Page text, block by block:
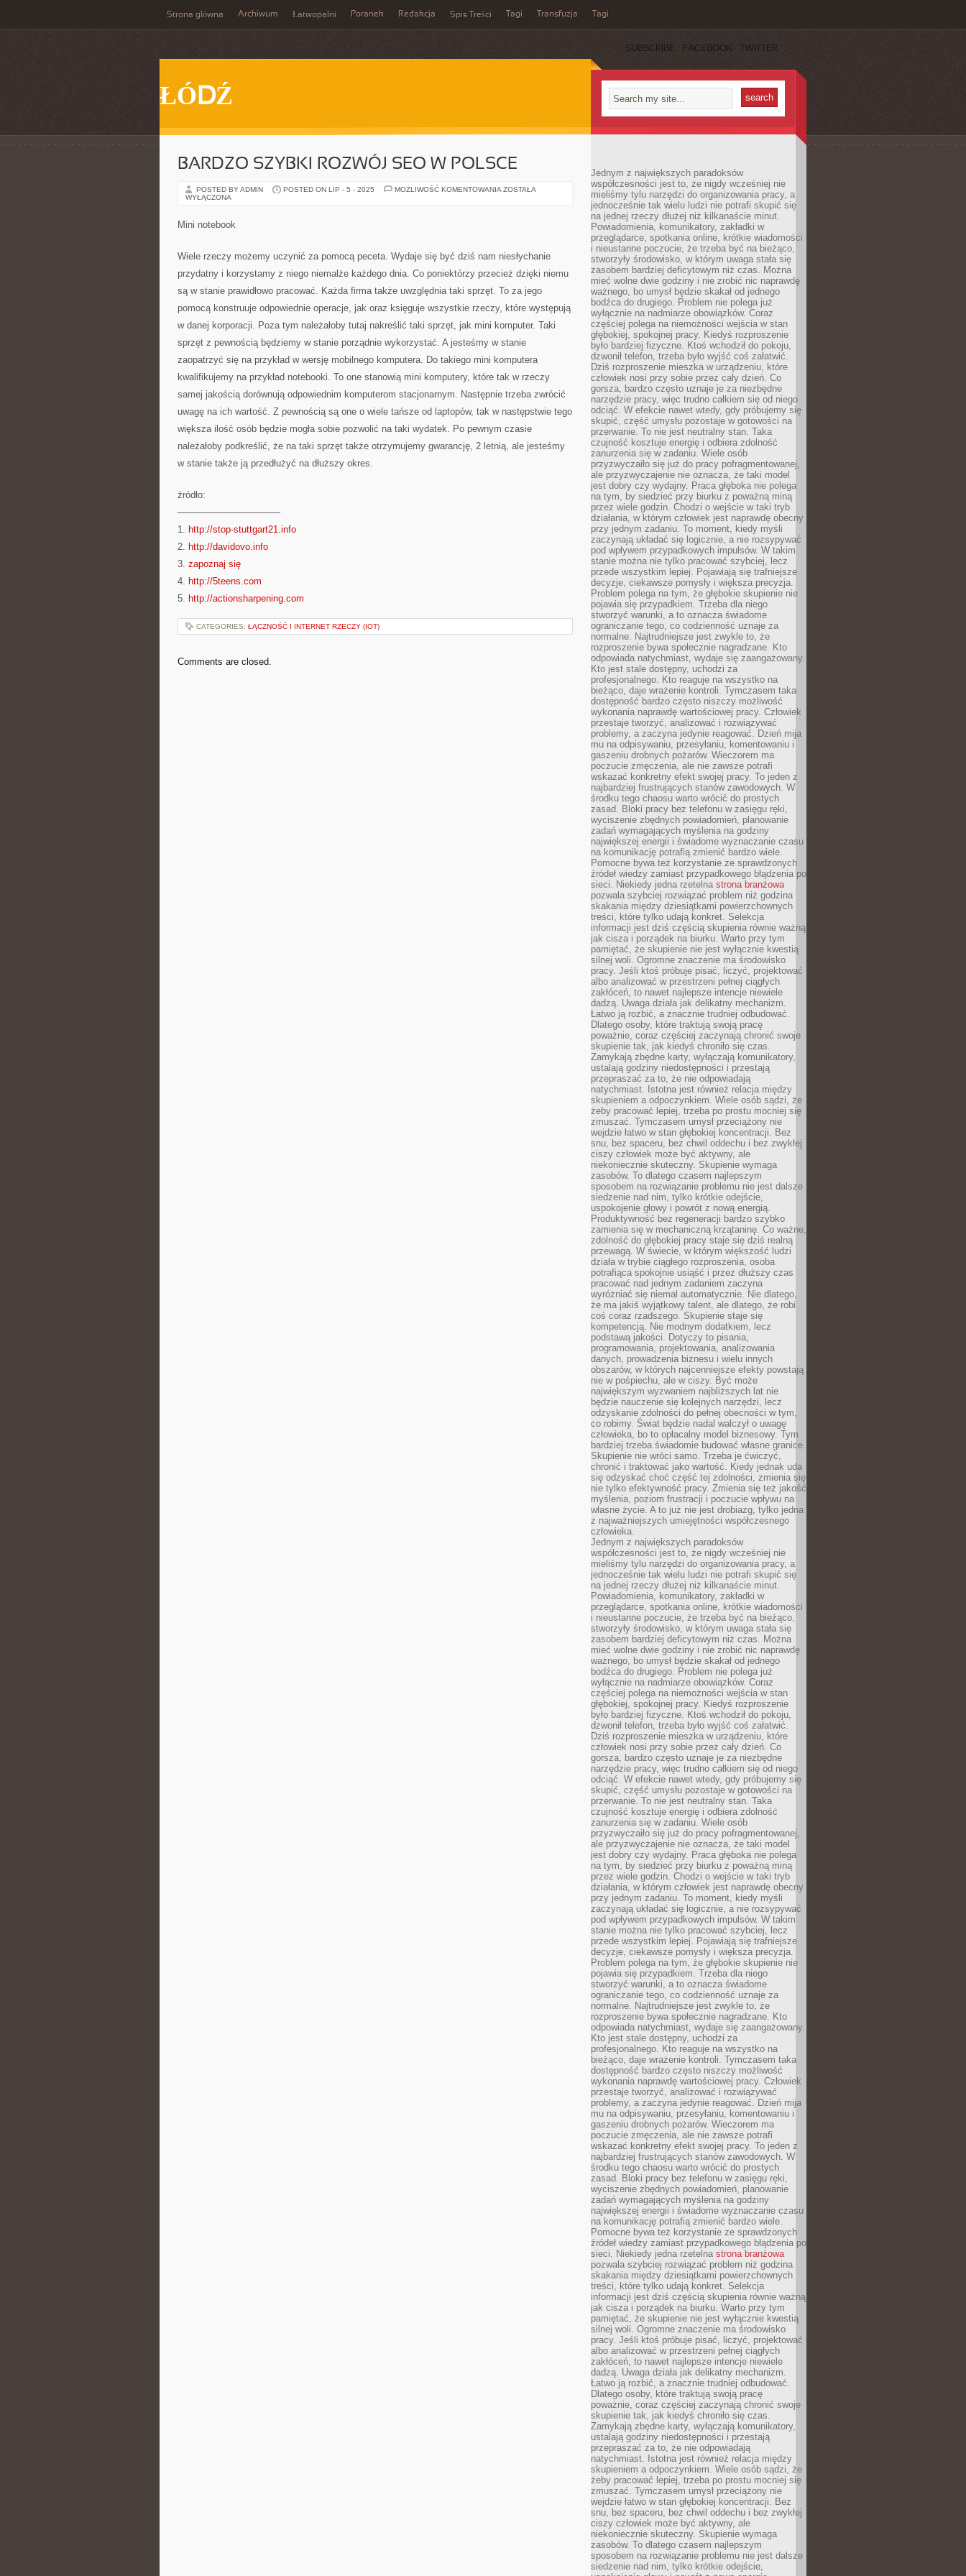
Strona główna Archiwum Łatwopalni Poranek Redakcja Spis Treści Tagi Transfuzja Tagi
SUBSCRIBE FACEBOOK TWITTER
ŁÓDŹ
BARDZO SZYBKI ROZWÓJ SEO W POLSCE
POSTED BY ADMIN POSTED ON LIP - 5 - 2025 MOŻLIWOŚĆ KOMENTOWANIA BARDZO
ZOSTAŁA
WYŁĄCZONA
Mini notebook
Wiele rzeczy możemy uczynić za pomocą peceta. Wydaje się być dziś nam niesłychanie
przydatny i korzystamy z niego niemalże każdego dnia. Co poniektórzy przecież dzięki niemu
są w stanie prawidłowo pracować. Każda firma także uwzględnia taki sprzęt. To za jego
pomocą konstruuje odpowiednie operacje, jak oraz księguje wszystkie rzeczy, które występują
w danej korporacji. Poza tym należałoby tutaj nakreślić taki sprzęt, jak mini komputer. Taki
sprzęt z pewnością będziemy w stanie porządnie wykorzystać. A jesteśmy w stanie
zaopatrzyć się na przykład w wersję mobilnego komputera. Do takiego mini komputera
kwalifikujemy na przykład notebooki. To one stanowią mini komputery, które tak w rzeczy
samej jakością dorównują odpowiednim komputerom stacjonarnym. Następnie trzeba zwrócić
uwagę na ich wartość. Z pewnością są one o wiele tańsze od laptopów, tak w następstwie tego
większa ilość osób będzie mogła sobie pozwolić na taki wydatek. Po pewnym czasie
należałoby podkreślić, że na taki sprzęt także otrzymujemy gwarancję, 2 letnią, ale jesteśmy
w stanie także ją przedłużyć na dłuższy okres.
źródło:
———————————
1. http://stop-stuttgart21.info
2. http://davidovo.info
3. zapoznaj się
4. http://5teens.com
5. http://actionsharpening.com
CATEGORIES: ŁĄCZNOŚĆ I INTERNET RZECZY (IOT)
Comments are closed.
Jednym z największych paradoksów
współczesności jest to, że nigdy wcześniej nie
mieliśmy tylu narzędzi do organizowania pracy, a
jednocześnie tak wielu ludzi nie potrafi skupić się
na jednej rzeczy dłużej niż kilkanaście minut.
Powiadomienia, komunikatory, zakładki w
przeglądarce, spotkania online, krótkie wiadomości
i nieustanne poczucie, że trzeba być na bieżąco,
stworzyły środowisko, w którym uwaga stała się
zasobem bardziej deficytowym niż czas. Można
mieć wolne dwie godziny i nie zrobić nic naprawdę
ważnego, bo umysł będzie skakał od jednego
bodźca do drugiego. Problem nie polega już
wyłącznie na nadmiarze obowiązków. Coraz
częściej polega na niemożności wejścia w stan
głębokiej, spokojnej pracy. Kiedyś rozproszenie
było bardziej fizyczne. Ktoś wchodził do pokoju,
dzwonił telefon, trzeba było wyjść coś załatwić.
Dziś rozproszenie mieszka w urządzeniu, które
człowiek nosi przy sobie przez cały dzień. Co
gorsza, bardzo często uznaje je za niezbędne
narzędzie pracy, więc trudno całkiem się od niego
odciąć. W efekcie nawet wtedy, gdy próbujemy się
skupić, część umysłu pozostaje w gotowości na
przerwanie. To nie jest neutralny stan. Taka
czujność kosztuje energię i odbiera zdolność
zanurzenia się w zadaniu. Wiele osób
przyzwyczaiło się już do pracy pofragmentowanej,
ale przyzwyczajenie nie oznacza, że taki model
jest dobry czy wydajny. Praca głęboka nie polega
na tym, by siedzieć przy biurku z poważną miną
przez wiele godzin. Chodzi o wejście w taki tryb
działania, w którym człowiek jest naprawdę obecny
przy jednym zadaniu. To moment, kiedy myśli
zaczynają układać się logicznie, a nie rozsypywać
pod wpływem przypadkowych impulsów. W takim
stanie można nie tylko pracować szybciej, lecz
przede wszystkim lepiej. Pojawiają się trafniejsze
decyzje, ciekawsze pomysły i większa precyzja.
Problem polega na tym, że głębokie skupienie nie
pojawia się przypadkiem. Trzeba dla niego
stworzyć warunki, a to oznacza świadome
ograniczanie tego, co codzienność uznaje za
normalne. Najtrudniejsze jest zwykle to, że
rozproszenie bywa społecznie nagradzane. Kto
odpowiada natychmiast, wydaje się zaangażowany.
Kto jest stale dostępny, uchodzi za
profesjonalnego. Kto reaguje na wszystko na
bieżąco, daje wrażenie kontroli. Tymczasem taka
dostępność bardzo często niszczy możliwość
wykonania naprawdę wartościowej pracy. Człowiek
przestaje tworzyć, analizować i rozwiązywać
problemy, a zaczyna jedynie reagować. Dzień mija
mu na odpisywaniu, przesyłaniu, komentowaniu i
gaszeniu drobnych pożarów. Wieczorem ma
poczucie zmęczenia, ale nie zawsze potrafi
wskazać konkretny efekt swojej pracy. To jeden z
najbardziej frustrujących stanów zawodowych. W
środku tego chaosu warto wrócić do prostych
zasad. Bloki pracy bez telefonu w zasięgu ręki,
wyciszenie zbędnych powiadomień, planowanie
zadań wymagających myślenia na godziny
największej energii i świadome wyznaczanie czasu
na komunikację potrafią zmienić bardzo wiele.
Pomocne bywa też korzystanie ze sprawdzonych
źródeł wiedzy zamiast przypadkowego błądzenia po
sieci. Niekiedy jedna rzetelna strona branżowa
pozwala szybciej rozwiązać problem niż godzina
skakania między dziesiątkami powierzchownych
treści, które tylko udają konkret. Selekcja
informacji jest dziś częścią skupienia równie ważną
jak cisza i porządek na biurku. Warto przy tym
pamiętać, że skupienie nie jest wyłącznie kwestią
silnej woli. Ogromne znaczenie ma środowisko
pracy. Jeśli ktoś próbuje pisać, liczyć, projektować
albo analizować w przestrzeni pełnej ciągłych
zakłóceń, to nawet najlepsze intencje niewiele
dadzą. Uwaga działa jak delikatny mechanizm.
Łatwo ją rozbić, a znacznie trudniej odbudować.
Dlatego osoby, które traktują swoją pracę
poważnie, coraz częściej zaczynają chronić swoje
skupienie tak, jak kiedyś chroniło się czas.
Zamykają zbędne karty, wyłączają komunikatory,
ustalają godziny niedostępności i przestają
przepraszać za to, że nie odpowiadają
natychmiast. Istotna jest również relacja między
skupieniem a odpoczynkiem. Wiele osób sądzi, że
żeby pracować lepiej, trzeba po prostu mocniej się
zmuszać. Tymczasem umysł przeciążony nie
wejdzie łatwo w stan głębokiej koncentracji. Bez
snu, bez spaceru, bez chwil oddechu i bez zwykłej
ciszy człowiek może być aktywny, ale
niekoniecznie skuteczny. Skupienie wymaga
zasobów. To dlatego czasem najlepszym
sposobem na rozwiązanie problemu nie jest dalsze
siedzenie nad nim, tylko krótkie odejście,
uspokojenie głowy i powrót z nową energią.
Produktywność bez regeneracji bardzo szybko
zamienia się w mechaniczną krzątaninę. Co ważne,
zdolność do głębokiej pracy staje się dziś realną
przewagą. W świecie, w którym większość ludzi
działa w trybie ciągłego rozproszenia, osoba
potrafiąca spokojnie usiąść i przez dłuższy czas
pracować nad jednym zadaniem zaczyna
wyróżniać się niemal automatycznie. Nie dlatego,
że ma jakiś wyjątkowy talent, ale dlatego, że robi
coś coraz rzadszego. Skupienie staje się
kompetencją. Nie modnym dodatkiem, lecz
podstawą jakości. Dotyczy to pisania,
programowania, projektowania, analizowania
danych, prowadzenia biznesu i wielu innych
obszarów, w których najcenniejsze efekty powstają
nie w pośpiechu, ale w ciszy. Być może
największym wyzwaniem najbliższych lat nie
będzie nauczenie się kolejnych narzędzi, lecz
odzyskanie zdolności do pełnej obecności w tym,
co robimy. Świat będzie nadal walczył o uwagę
człowieka, bo to opłacalny model biznesowy. Tym
bardziej trzeba świadomie budować własne granice.
Skupienie nie wróci samo. Trzeba je ćwiczyć,
chronić i traktować jako wartość. Kiedy jednak uda
się odzyskać choć część tej zdolności, zmienia się
nie tylko efektywność pracy. Zmienia się też jakość
myślenia, poziom frustracji i poczucie wpływu na
własne życie. A to już nie jest drobiazg, tylko jedna
z najważniejszych umiejętności współczesnego
człowieka.
Jednym z największych paradoksów
współczesności jest to, że nigdy wcześniej nie
mieliśmy tylu narzędzi do organizowania pracy, a
jednocześnie tak wielu ludzi nie potrafi skupić się
na jednej rzeczy dłużej niż kilkanaście minut.
Powiadomienia, komunikatory, zakładki w
przeglądarce, spotkania online, krótkie wiadomości
i nieustanne poczucie, że trzeba być na bieżąco,
stworzyły środowisko, w którym uwaga stała się
zasobem bardziej deficytowym niż czas. Można
mieć wolne dwie godziny i nie zrobić nic naprawdę
ważnego, bo umysł będzie skakał od jednego
bodźca do drugiego. Problem nie polega już
wyłącznie na nadmiarze obowiązków. Coraz
częściej polega na niemożności wejścia w stan
głębokiej, spokojnej pracy. Kiedyś rozproszenie
było bardziej fizyczne. Ktoś wchodził do pokoju,
dzwonił telefon, trzeba było wyjść coś załatwić.
Dziś rozproszenie mieszka w urządzeniu, które
człowiek nosi przy sobie przez cały dzień. Co
gorsza, bardzo często uznaje je za niezbędne
narzędzie pracy, więc trudno całkiem się od niego
odciąć. W efekcie nawet wtedy, gdy próbujemy się
skupić, część umysłu pozostaje w gotowości na
przerwanie. To nie jest neutralny stan. Taka
czujność kosztuje energię i odbiera zdolność
zanurzenia się w zadaniu. Wiele osób
przyzwyczaiło się już do pracy pofragmentowanej,
ale przyzwyczajenie nie oznacza, że taki model
jest dobry czy wydajny. Praca głęboka nie polega
na tym, by siedzieć przy biurku z poważną miną
przez wiele godzin. Chodzi o wejście w taki tryb
działania, w którym człowiek jest naprawdę obecny
przy jednym zadaniu. To moment, kiedy myśli
zaczynają układać się logicznie, a nie rozsypywać
pod wpływem przypadkowych impulsów. W takim
stanie można nie tylko pracować szybciej, lecz
przede wszystkim lepiej. Pojawiają się trafniejsze
decyzje, ciekawsze pomysły i większa precyzja.
Problem polega na tym, że głębokie skupienie nie
pojawia się przypadkiem. Trzeba dla niego
stworzyć warunki, a to oznacza świadome
ograniczanie tego, co codzienność uznaje za
normalne. Najtrudniejsze jest zwykle to, że
rozproszenie bywa społecznie nagradzane. Kto
odpowiada natychmiast, wydaje się zaangażowany.
Kto jest stale dostępny, uchodzi za
profesjonalnego. Kto reaguje na wszystko na
bieżąco, daje wrażenie kontroli. Tymczasem taka
dostępność bardzo często niszczy możliwość
wykonania naprawdę wartościowej pracy. Człowiek
przestaje tworzyć, analizować i rozwiązywać
problemy, a zaczyna jedynie reagować. Dzień mija
mu na odpisywaniu, przesyłaniu, komentowaniu i
gaszeniu drobnych pożarów. Wieczorem ma
poczucie zmęczenia, ale nie zawsze potrafi
wskazać konkretny efekt swojej pracy. To jeden z
najbardziej frustrujących stanów zawodowych. W
środku tego chaosu warto wrócić do prostych
zasad. Bloki pracy bez telefonu w zasięgu ręki,
wyciszenie zbędnych powiadomień, planowanie
zadań wymagających myślenia na godziny
największej energii i świadome wyznaczanie czasu
na komunikację potrafią zmienić bardzo wiele.
Pomocne bywa też korzystanie ze sprawdzonych
źródeł wiedzy zamiast przypadkowego błądzenia po
sieci. Niekiedy jedna rzetelna strona branżowa
pozwala szybciej rozwiązać problem niż godzina
skakania między dziesiątkami powierzchownych
treści, które tylko udają konkret. Selekcja
informacji jest dziś częścią skupienia równie ważną
jak cisza i porządek na biurku. Warto przy tym
pamiętać, że skupienie nie jest wyłącznie kwestią
silnej woli. Ogromne znaczenie ma środowisko
pracy. Jeśli ktoś próbuje pisać, liczyć, projektować
albo analizować w przestrzeni pełnej ciągłych
zakłóceń, to nawet najlepsze intencje niewiele
dadzą. Uwaga działa jak delikatny mechanizm.
Łatwo ją rozbić, a znacznie trudniej odbudować.
Dlatego osoby, które traktują swoją pracę
poważnie, coraz częściej zaczynają chronić swoje
skupienie tak, jak kiedyś chroniło się czas.
Zamykają zbędne karty, wyłączają komunikatory,
ustalają godziny niedostępności i przestają
przepraszać za to, że nie odpowiadają
natychmiast. Istotna jest również relacja między
skupieniem a odpoczynkiem. Wiele osób sądzi, że
żeby pracować lepiej, trzeba po prostu mocniej się
zmuszać. Tymczasem umysł przeciążony nie
wejdzie łatwo w stan głębokiej koncentracji. Bez
snu, bez spaceru, bez chwil oddechu i bez zwykłej
ciszy człowiek może być aktywny, ale
niekoniecznie skuteczny. Skupienie wymaga
zasobów. To dlatego czasem najlepszym
sposobem na rozwiązanie problemu nie jest dalsze
siedzenie nad nim, tylko krótkie odejście,